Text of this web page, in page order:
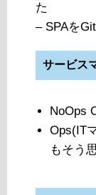
た
– SPAを
サービス
NoOps
Ops(IT
もそう